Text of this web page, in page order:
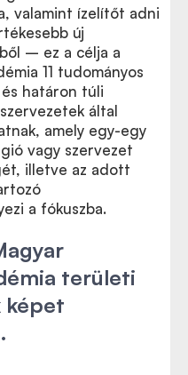
valamint ízelítőt adni
új
– ez a célja a
11 tudományos
határon túli
által
amely egy-egy
vagy szervezet
illetve az adott
a fókuszba.
területi
képet